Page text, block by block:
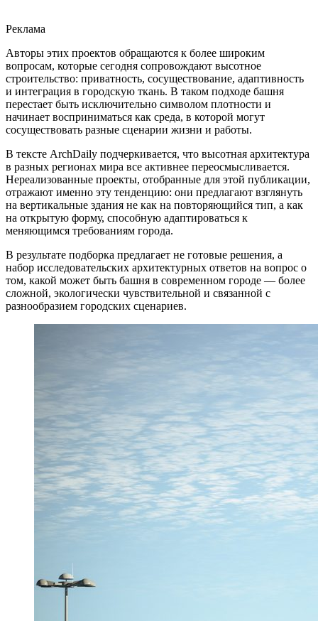
Реклама
Авторы этих проектов обращаются к более широким
вопросам, которые сегодня сопровождают высотное
строительство: приватность, сосуществование, адаптивность
и интеграция в городскую ткань. В таком подходе башня
перестает быть исключительно символом плотности и
начинает восприниматься как среда, в которой могут
сосуществовать разные сценарии жизни и работы.
В тексте ArchDaily подчеркивается, что высотная архитектура
в разных регионах мира все активнее переосмысливается.
Нереализованные проекты, отобранные для этой публикации,
отражают именно эту тенденцию: они предлагают взглянуть
на вертикальные здания не как на повторяющийся тип, а как
на открытую форму, способную адаптироваться к
меняющимся требованиям города.
В результате подборка предлагает не готовые решения, а
набор исследовательских архитектурных ответов на вопрос о
том, какой может быть башня в современном городе — более
сложной, экологически чувствительной и связанной с
разнообразием городских сценариев.